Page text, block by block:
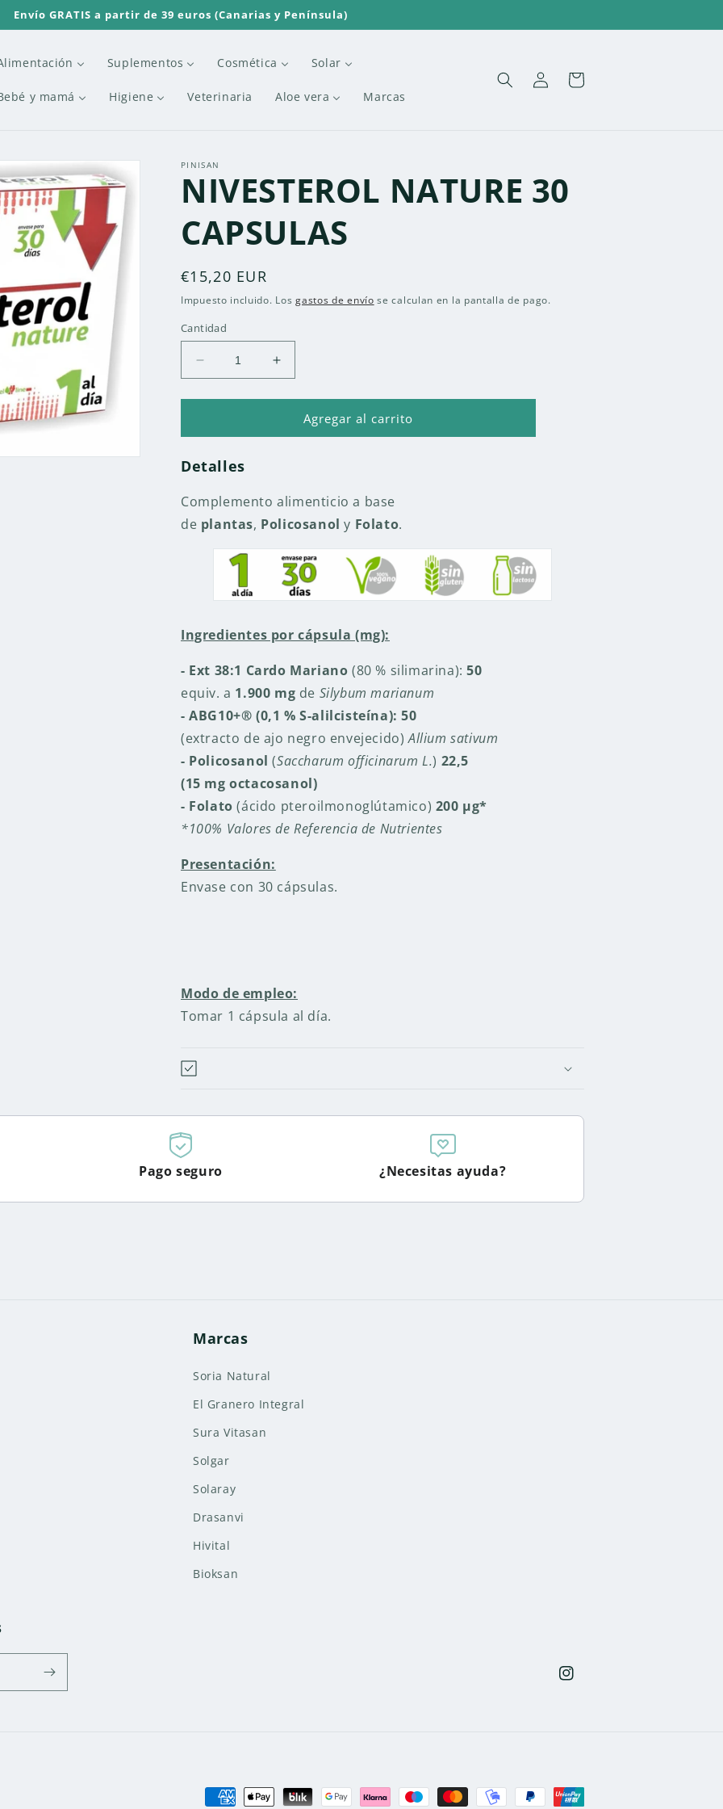
Envío GRATIS a partir de 39 euros (Canarias y Península)
Suplementos Cosmética Solar
y mamá Higiene Veterinaria Aloe vera Marcas
Iniciar
sesión
Carrito
PINISAN
NIVESTEROL NATURE 30
CAPSULAS
Precio
habitual
€15,20 EUR
Impuesto incluido. Losgastos de envío se calculan en la pantalla de pago.
Cantidad
Reducir
cantidad
para
NATURE
CAPSULAS
Aumentar
cantidad
para
NIVESTEROL
NATURE
Agregar al carrito
Detalles
Complemento alimenticio a base
de plantas, Policosanol y Folato.
Ingredientes por cápsula (mg):
- Ext 38:1 Cardo Mariano (80 % silimarina): 50
equiv. a 1.900 mg de Silybum marianum
- ABG10+® (0,1 % S-alilcisteína): 50
(extracto de ajo negro envejecido) Allium sativum
- Policosanol (Saccharum officinarum L.) 22,5
(15 mg octacosanol)
- Folato (ácido pteroilmonoglútamico) 200 µg*
*100% Valores de Referencia de Nutrientes
Presentación:
Envase con 30 cápsulas.
Modo de empleo:
Tomar 1 cápsula al día.
Pago seguro ¿Necesitas ayuda?
Marcas
Soria Natural
El Granero Integral
Sura Vitasan
Solgar
Solaray
Drasanvi
Hivital
Bioksan
Instagram
Formas